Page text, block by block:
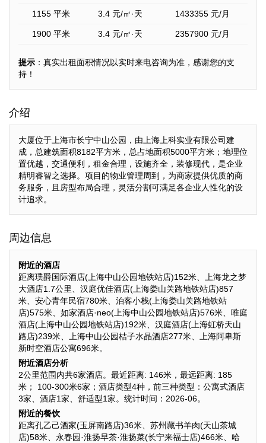
1155 平米 3.4 元/㎡·天 1433355 元/月
1900 平米 3.4 元/㎡·天 2357900 元/月
提示 ：真实出租面积情况以实时来电咨询为准，感谢您的支
持！
介绍
大厦位于上海市长宁中山公园，由上海上科实业有限公司建
成，总建筑面积8182平方米，总占地面积5000平方米；地理位
置优越，交通便利，租金合理，设施齐全，装修现代，是企业
精明睿智之选择。项目的物业管理周到，为商家提供优质的商
务服务，且房型布局合理，灵活分割可满足各企业人性化的设
计追求。
周边信息
附近的酒店
距离璞爵国际酒店(上海中山公园地铁站店)152米、上海龙之梦
大酒店1.7公里、汉庭优佳酒店(上海娄山关路地铁站店)857
米、安心青年民宿780米、泊客小栈(上海娄山关路地铁站
店)575米、如家酒店·neo(上海中山公园地铁站店)576米、唯庭
酒店(上海中山公园地铁站店)192米、汉庭酒店(上海虹桥天山
路店)239米、上海中山公园桔子水晶酒店277米、上海阿卑斯
新时空酒店公寓696米。
附近酒店分析
2公里范围内共6家酒店。最近距离: 146米，最远距离: 185
米； 100-300米6家；酒店类型4种，前三种类型：公寓式酒店
3家、酒店1家、舒适型1家。统计时间：2026-06。
附近的餐饮
距离孔乙己酒家(玉屏南路店)36米、苏州藏书羊肉(天山茶城
店)58米、永春园·淮扬早茶·淮扬菜(长宁来福士店)466米、哈